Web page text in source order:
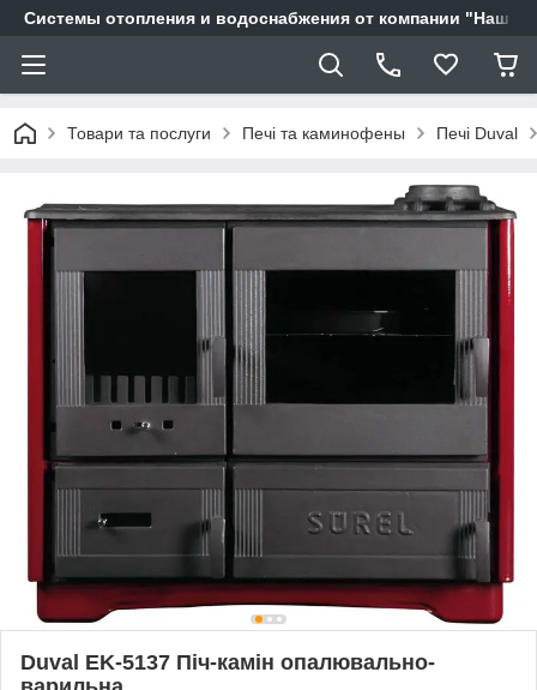
Системы отопления и водоснабжения от компании "Наш
Товари та послуги Печі та каминофены Печі Duval
Duval EK-5137 Піч-камін опалювально-